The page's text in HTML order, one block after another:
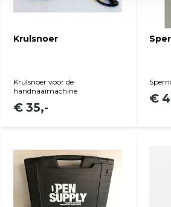
Krulsnoer
Krulsnoer voor de
handnaaimachine
€ 35,-
€
Bekijk product